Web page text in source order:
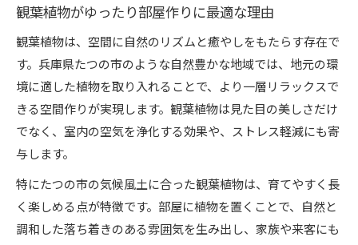
観葉植物がゆったり部屋作りに最適な理由
観葉植物は、空間に自然のリズムと癒やしをもたらす存在で
す。兵庫県たつの市のような自然豊かな地域では、地元の環
境に適した植物を取り入れることで、より一層リラックスで
きる空間作りが実現します。観葉植物は見た目の美しさだけ
でなく、室内の空気を浄化する効果や、ストレス軽減にも寄
与します。
特にたつの市の気候風土に合った観葉植物は、育てやすく長
く楽しめる点が特徴です。部屋に植物を置くことで、自然と
調和した落ち着きのある雰囲気を生み出し、家族や来客にも